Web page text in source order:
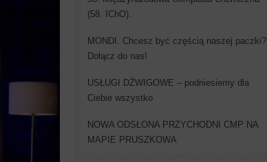
(58. IChO).
MONDI. Chcesz być częścią naszej paczki?
Dołącz do nas!
USŁUGI DŹWIGOWE – podniesiemy dla
Ciebie wszystko
NOWA ODSŁONA PRZYCHODNI CMP NA
MAPIE PRUSZKOWA